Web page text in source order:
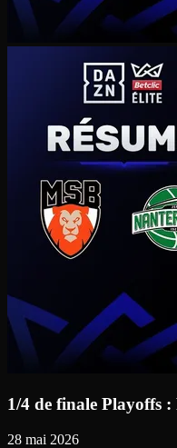
1/4 de finale Playoffs
28 mai 2026